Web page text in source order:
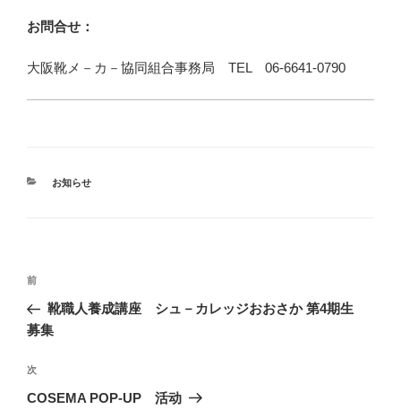
お問合せ：
大阪靴メ－カ－協同組合事務局 TEL 06-6641-0790
カ
お知らせ
投
ナ
ゲ
ー
前
の
投
前
靴職人養成講座 シュ－カレッジおおさか 第4期生
募集
次
の
次
COSEMA POP-UP 活动